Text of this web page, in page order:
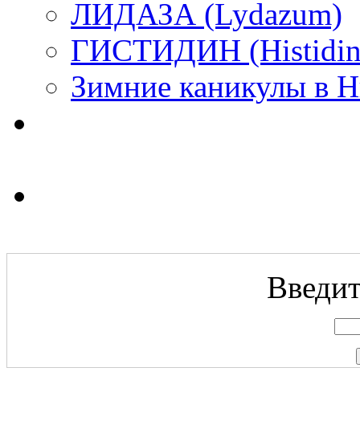
ЛИДАЗА (Lydazum)
ГИСТИДИН
Зимние каникулы в